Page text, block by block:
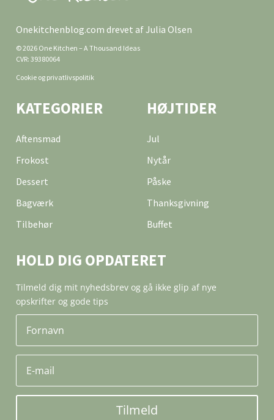
Onekitchenblog.com drevet af Julia Olsen
© 2026 One Kitchen – A Thousand Ideas
CVR: 39380064
Cookie og privatlivspolitik
KATEGORIER
Aftensmad
Frokost
Dessert
Bagværk
Tilbehør
HØJTIDER
Jul
Nytår
Påske
Thanksgivning
Buffet
HOLD DIG OPDATERET
Tilmeld dig mit nyhedsbrev og gå ikke glip af nye
opskrifter og gode tips
Tilmeld